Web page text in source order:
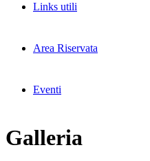
Links utili
Area Riservata
Eventi
Galleria